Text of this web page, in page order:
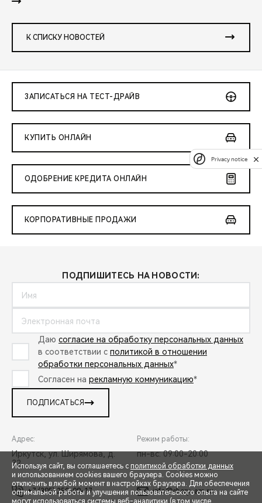
К СПИСКУ НОВОСТЕЙ
ЗАПИСАТЬСЯ НА ТЕСТ-ДРАЙВ
КУПИТЬ ОНЛАЙН
ОДОБРЕНИЕ КРЕДИТА ОНЛАЙН
КОРПОРАТИВНЫЕ ПРОДАЖИ
ПОДПИШИТЕСЬ НА НОВОСТИ:
Даю согласие на обработку персональных данных
в соответствии с политикой в отношении
обработки персональных данных*
Согласен на рекламную коммуникацию*
ПОДПИСАТЬСЯ
Адрес:
Иркутск, ул. Ширямова, д.
32
Режим работы:
пн-вс: 09:00-20:00
+7 (395) 250-09-17 info@chery-am.ru
Используя сайт, вы соглашаетесь с политикой обработки данных
и использованием cookies вашего браузера. Cookies можно
отключить в любой момент в настройках браузера. Для обеспечения
оптимальной работы и улучшения пользовательского опыта на сайте
могут использоваться системы веб-аналитики (в том числе
Privacy notice